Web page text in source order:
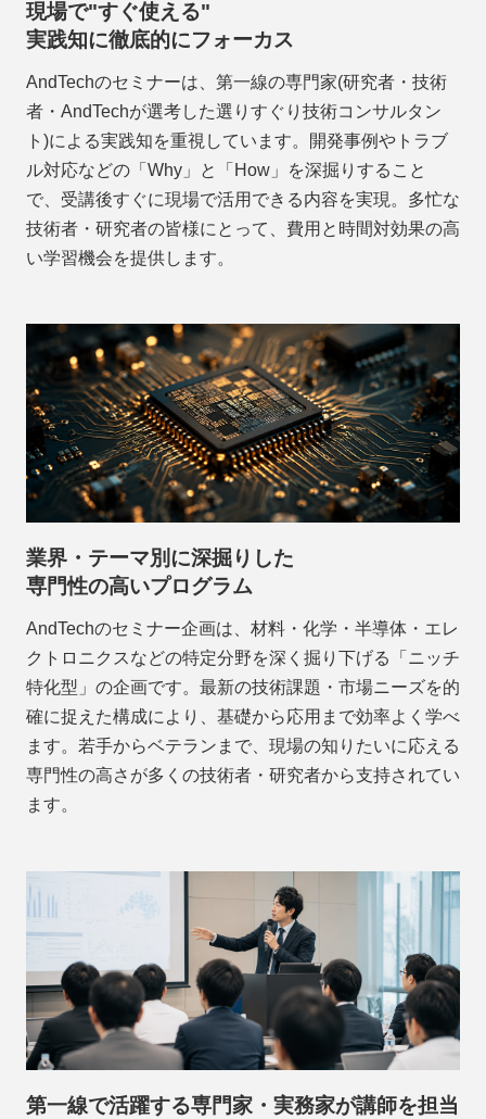
現場で"すぐ使える"
実践知に徹底的にフォーカス
AndTechのセミナーは、第一線の専門家(研究者・技術
者・AndTechが選考した選りすぐり技術コンサルタン
ト)による実践知を重視しています。開発事例やトラブ
ル対応などの「Why」と「How」を深掘りすること
で、受講後すぐに現場で活用できる内容を実現。多忙な
技術者・研究者の皆様にとって、費用と時間対効果の高
い学習機会を提供します。
業界・テーマ別に深掘りした
専門性の高いプログラム
AndTechのセミナー企画は、材料・化学・半導体・エレ
クトロニクスなどの特定分野を深く掘り下げる「ニッチ
特化型」の企画です。最新の技術課題・市場ニーズを的
確に捉えた構成により、基礎から応用まで効率よく学べ
ます。若手からベテランまで、現場の知りたいに応える
専門性の高さが多くの技術者・研究者から支持されてい
ます。
第一線で活躍する専門家・実務家が講師を担当